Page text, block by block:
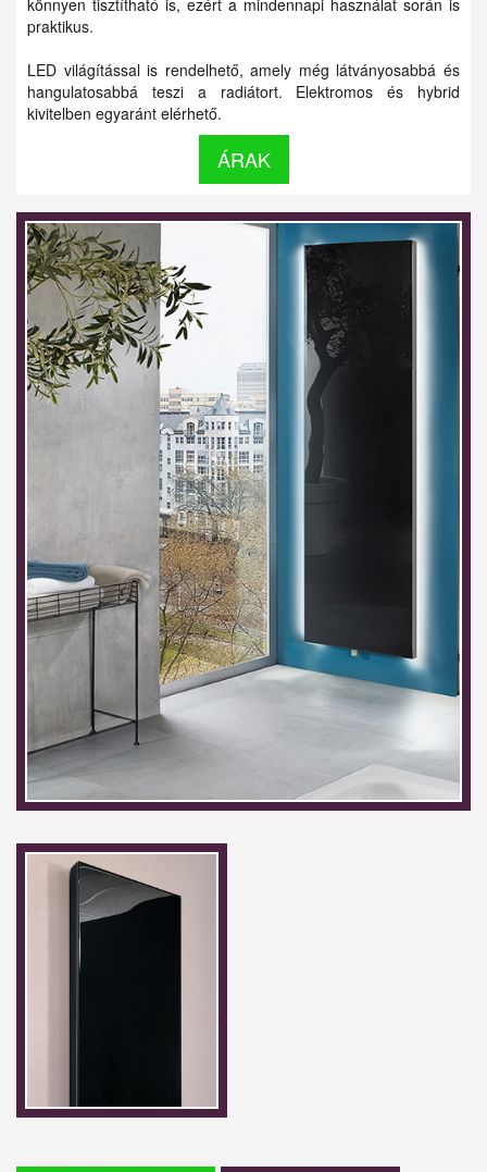
praktikus.
LED világítással is rendelhető, amely még látványosabbá és
hangulatosabbá teszi a radiátort. Elektromos és hybrid
kivitelben egyaránt elérhető.
ÁRAK